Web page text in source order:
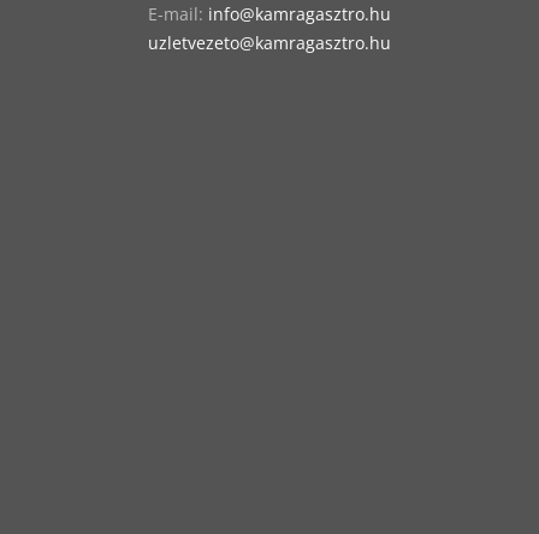
E-mail: info@kamragasztro.hu
uzletvezeto@kamragasztro.hu